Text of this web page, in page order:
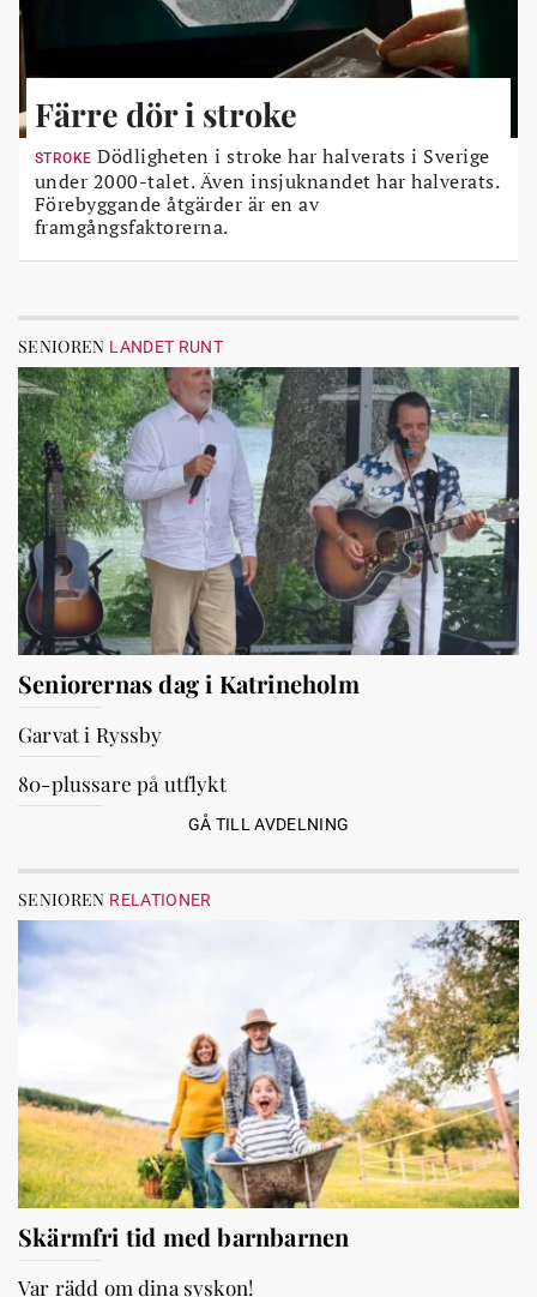
Färre dör i stroke
STROKE Dödligheten i stroke har halverats i Sverige
under 2000-talet. Även insjuknandet har halverats.
Förebyggande åtgärder är en av
framgångsfaktorerna.
SENIOREN LANDET RUNT
Seniorernas dag i Katrineholm
Garvat i Ryssby
80-plussare på utflykt
GÅ TILL AVDELNING
SENIOREN RELATIONER
Skärmfri tid med barnbarnen
Var rädd om dina syskon!